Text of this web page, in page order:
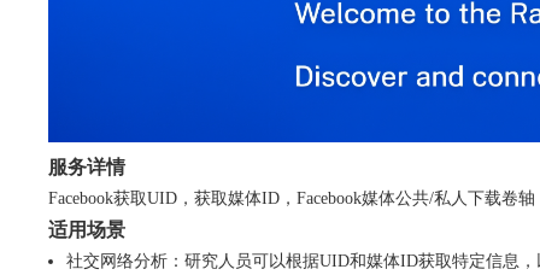
服务详情
Facebook获取UID，获取媒体ID，Facebook媒体公共/私人下载卷
适用场景
社交网络分析：研究人员可以根据UID和媒体ID获取特定信息